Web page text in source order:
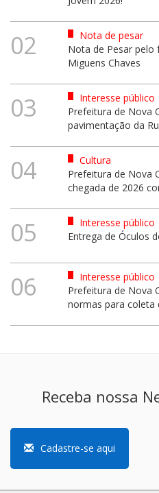
02
Nota de pesar
Nota de Pesar pelo
Miguens Chaves
03
Interesse público
Prefeitura de Nova
pavimentação da
04
Cultura
Prefeitura de Nova
chegada de 2026
05
Interesse público
Entrega de Óculos
06
Interesse público
Prefeitura de Nova
normas para coleta
Receba nossa
Cadastre-se aqui